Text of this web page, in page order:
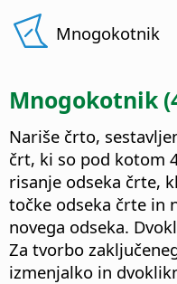
Mnogokotnik
Mnogokotnik
Nariše črto,
črt, ki so pod kotom
risanje odseka črte,
točke odseka črte in
novega odseka.
Za tvorbo
izmenjalko in